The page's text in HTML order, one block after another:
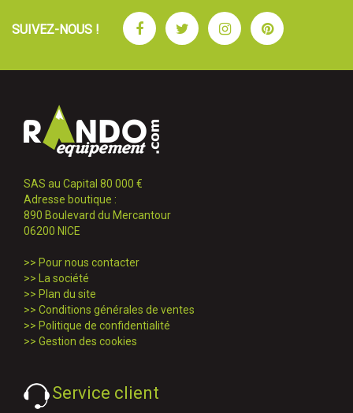
SUIVEZ-NOUS ! FacebookTwitterInstagramPinterest
SAS au Capital 80 000 €
Adresse boutique :
890 Boulevard du Mercantour
06200 NICE
>> Pour nous contacter
>>
La société
>> Plan du site
>> Conditions générales de ventes
>> Politique de confidentialité
>> Gestion des cookies
Service client